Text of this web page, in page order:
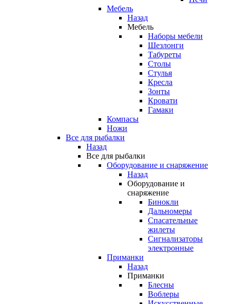
Мебель
Назад
Мебель
Наборы мебели
Шезлонги
Табуреты
Столы
Стулья
Кресла
Зонты
Кровати
Гамаки
Компасы
Ножи
Все для рыбалки
Назад
Все для рыбалки
Оборудование и снаряжение
Назад
Оборудование и
снаряжение
Бинокли
Дальномеры
Спасательные
жилеты
Сигнализаторы
электронные
Приманки
Назад
Приманки
Блесны
Воблеры